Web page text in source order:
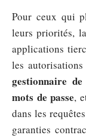
Pour ceux qui
leurs priorités,
applications
les
gestionnaire
mots de passe,
dans les
garanties